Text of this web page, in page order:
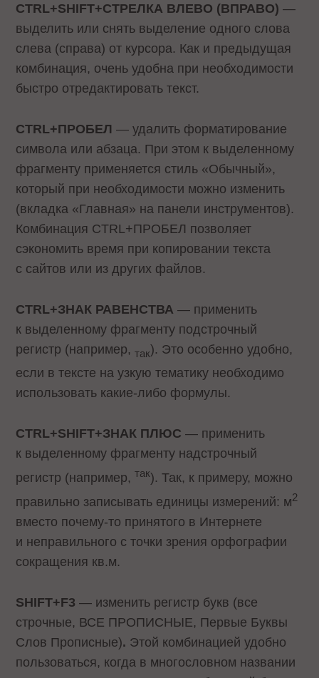
CTRL+SHIFT+СТРЕЛКА ВЛЕВО (ВПРАВО) —
выделить или снять выделение одного слова
слева (справа) от курсора. Как и предыдущая
комбинация, очень удобна при необходимости
быстро отредактировать текст.
CTRL+ПРОБЕЛ— удалить форматирование
символа или абзаца. При этом к выделенному
фрагменту применяется стиль «Обычный»,
который при необходимости можно изменить
(вкладка «Главная» на панели инструментов).
Комбинация CTRL+ПРОБЕЛ позволяет
сэкономить время при копировании текста
с сайтов или из других файлов.
CTRL+ЗНАК РАВЕНСТВА— применить
к выделенному фрагменту подстрочный
регистр (например,так). Это особенно удобно,
если в тексте на узкую тематику необходимо
использовать какие-либо формулы.
CTRL+SHIFT+ЗНАК ПЛЮС — применить
к выделенному фрагменту надстрочный
регистр (например, так). Так, к примеру, можно
правильно записывать единицы измерений: м2
вместо почему-то принятого в Интернете
и неправильного с точки зрения орфографии
сокращения кв.м.
SHIFT+F3 — изменить регистр букв (все
строчные, ВСЕ ПРОПИСНЫЕ, Первые Буквы
Слов Прописные). Этой комбинацией удобно
пользоваться, когда в многословном названии